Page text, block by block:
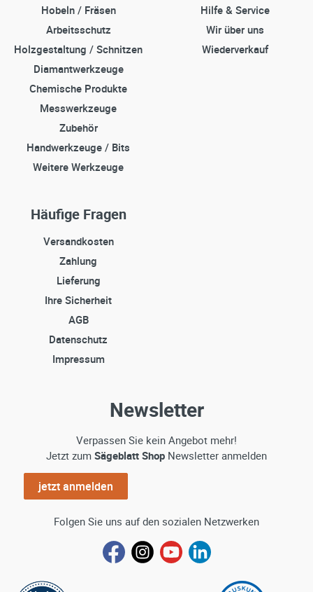
Hobeln / Fräsen
Arbeitsschutz
Holzgestaltung / Schnitzen
Diamantwerkzeuge
Chemische Produkte
Messwerkzeuge
Zubehör
Handwerkzeuge / Bits
Weitere Werkzeuge
Hilfe & Service
Wir über uns
Wiederverkauf
Häufige Fragen
Versandkosten
Zahlung
Lieferung
Ihre Sicherheit
AGB
Datenschutz
Impressum
Newsletter
Verpassen Sie kein Angebot mehr!
Jetzt zum Sägeblatt Shop Newsletter anmelden
jetzt anmelden
Folgen Sie uns auf den sozialen Netzwerken